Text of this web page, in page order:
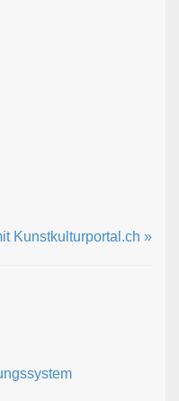
Kunstkulturportal.ch »